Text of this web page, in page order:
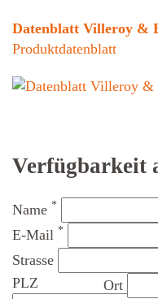
Datenblatt Villeroy &
Produktdatenblatt
Verfügbarkeit
Name *
E-Mail *
Strasse
PLZ
Ort